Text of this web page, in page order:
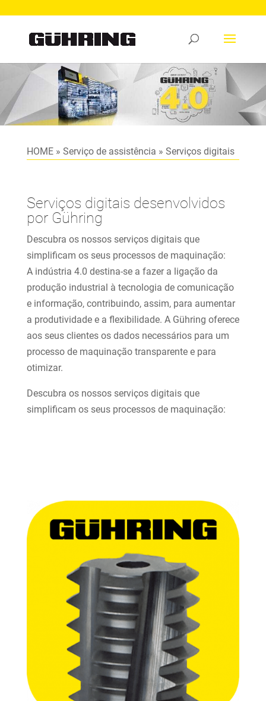
HOME» Serviço de assistência » Serviços digitais
Serviços digitais desenvolvidos
por Gühring
Descubra os nossos serviços digitais que
simplificam os seus processos de maquinação:
A indústria 4.0 destina-se a fazer a ligação da
produção industrial à tecnologia de comunicação
e informação, contribuindo, assim, para aumentar
a produtividade e a flexibilidade. A Gühring oferece
aos seus clientes os dados necessários para um
processo de maquinação transparente e para
otimizar.
Descubra os nossos serviços digitais que
simplificam os seus processos de maquinação: